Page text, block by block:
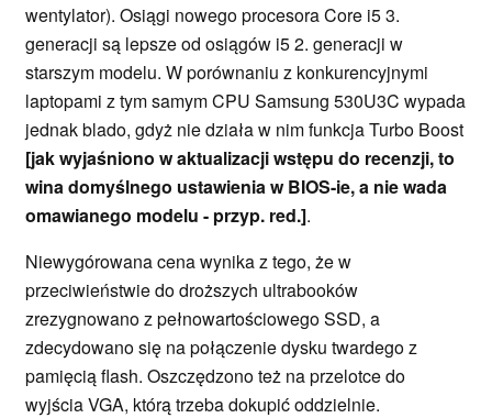
wentylator). Osiągi nowego procesora Core i5 3.
generacji są lepsze od osiągów i5 2. generacji w
starszym modelu. W porównaniu z konkurencyjnymi
laptopami z tym samym CPU Samsung 530U3C wypada
jednak blado, gdyż nie działa w nim funkcja Turbo Boost
[jak wyjaśniono w aktualizacji wstępu do recenzji, to
wina domyślnego ustawienia w BIOS-ie, a nie wada
omawianego modelu - przyp. red.].
Niewygórowana cena wynika z tego, że w
przeciwieństwie do droższych ultrabooków
zrezygnowano z pełnowartościowego SSD, a
zdecydowano się na połączenie dysku twardego z
pamięcią flash. Oszczędzono też na przelotce do
wyjścia VGA, którą trzeba dokupić oddzielnie.